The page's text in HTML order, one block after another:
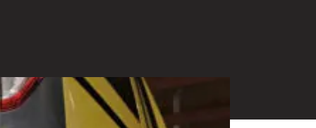
中古車探しのご依頼・レンタカーのご相談